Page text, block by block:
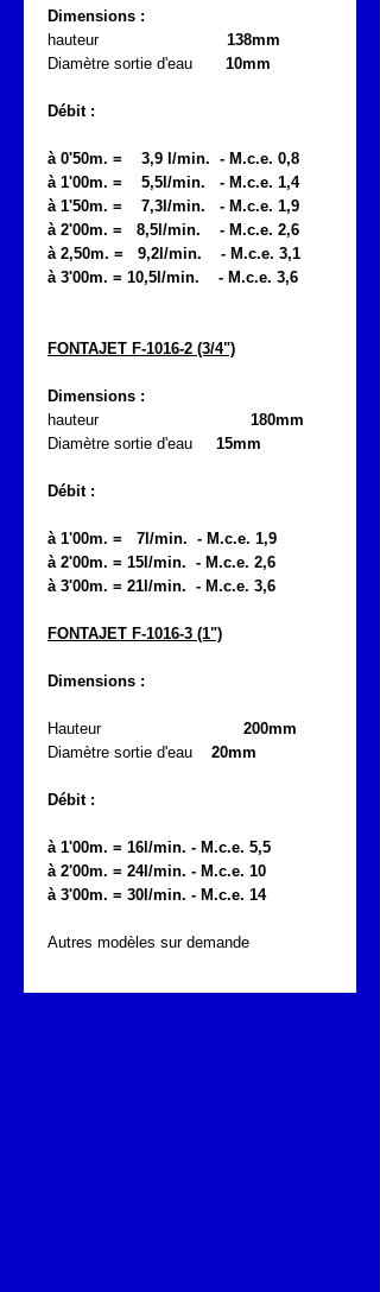
Dimensions :
hauteur
138mm
Diamètre sortie d'eau 10mm
Débit :
à 0'50m. = 3,9 l/min. - M.c.e. 0,8
à 1'00m. = 5,5l/min. - M.c.e. 1,4
à 1'50m. = 7,3l/min. - M.c.e. 1,9
à 2'00m. = 8,5l/min. - M.c.e. 2,6
à 2,50m. = 9,2l/min. - M.c.e. 3,1
à 3'00m. = 10,5l/min. - M.c.e. 3,6
FONTAJET F-1016-2 (3/4")
Dimensions :
hauteur 180mm
Diamètre sortie d'eau 15mm
Débit :
à 1'00m. = 7l/min. - M.c.e. 1,9
à 2'00m. = 15l/min. - M.c.e. 2,6
à 3'00m. = 21l/min. - M.c.e. 3,6
FONTAJET F-1016-3 (1")
Dimensions :
Hauteur 200mm
Diamètre sortie d'eau 20mm
Débit :
à 1'00m. = 16l/min. - M.c.e. 5,5
à 2'00m. = 24l/min. - M.c.e. 10
à 3'00m. = 30l/min. - M.c.e. 14
Autres modèles sur demande